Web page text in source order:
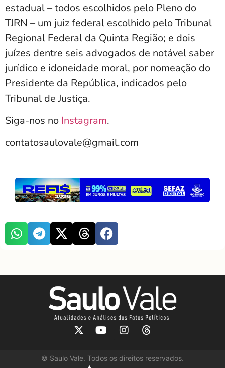
estadual – todos escolhidos pelo Pleno do
TJRN – um juiz federal escolhido pelo Tribunal
Regional Federal da Quinta Região; e dois
juízes dentre seis advogados de notável saber
jurídico e idoneidade moral, por nomeação do
Presidente da República, indicados pelo
Tribunal de Justiça.
Siga-nos no Instagram.
contatosaulovale@gmail.com
© Saulo Vale. Todos os direitos reservados.